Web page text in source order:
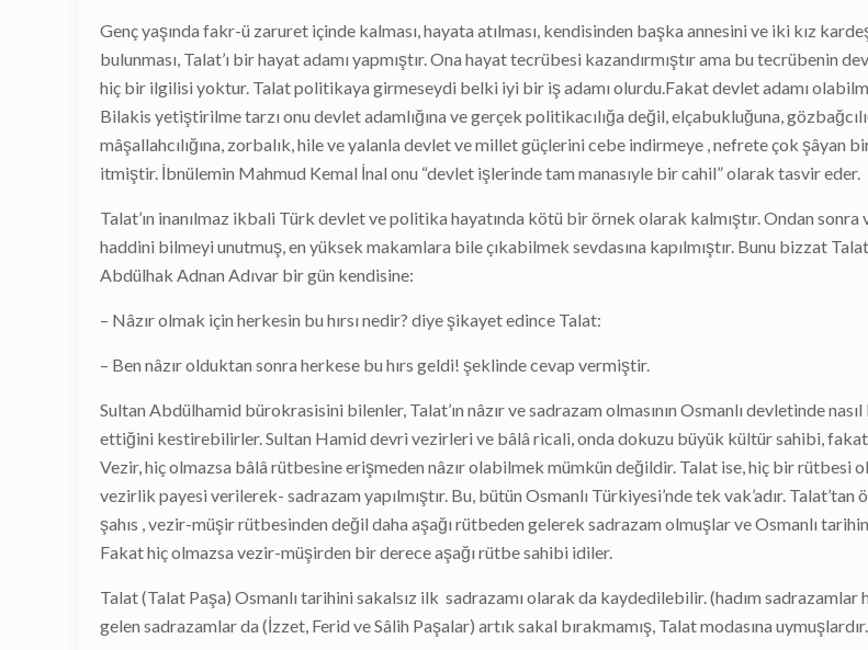
Genç yaşında fakr-ü zaruret içinde kalması, hayata atılması, kendisinden başka annesini ve iki kız
bulunması, Talat’ı bir hayat adamı yapmıştır. Ona hayat tecrübesi kazandırmıştır ama bu tecrübenin
hiç bir ilgilisi yoktur. Talat politikaya girmeseydi belki iyi bir iş adamı olurdu.Fakat devlet adamı
Bilakis yetiştirilme tarzı onu devlet adamlığına ve gerçek politikacılığa değil, elçabukluğuna,
mâşallahcılığına, zorbalık, hile ve yalanla devlet ve millet güçlerini cebe indirmeye , nefrete çok şâyan
itmiştir. İbnülemin Mahmud Kemal İnal onu “devlet işlerinde tam manasıyle bir cahil” olarak tasvir eder.
Talat’ın inanılmaz ikbali Türk devlet ve politika hayatında kötü bir örnek olarak kalmıştır. Ondan
haddini bilmeyi unutmuş, en yüksek makamlara bile çıkabilmek sevdasına kapılmıştır. Bunu bizzat
Abdülhak Adnan Adıvar bir gün kendisine:
– Nâzır olmak için herkesin bu hırsı nedir? diye şikayet edince Talat:
– Ben nâzır olduktan sonra herkese bu hırs geldi! şeklinde cevap vermiştir.
Sultan Abdülhamid bürokrasisini bilenler, Talat’ın nâzır ve sadrazam olmasının Osmanlı devletinde
ettiğini kestirebilirler. Sultan Hamid devri vezirleri ve bâlâ ricali, onda dokuzu büyük kültür sahibi, fakat
Vezir, hiç olmazsa bâlâ rütbesine erişmeden nâzır olabilmek mümkün değildir. Talat ise, hiç bir rütbesi
vezirlik payesi verilerek- sadrazam yapılmıştır. Bu, bütün Osmanlı Türkiyesi’nde tek vak’adır.
şahıs , vezir-müşir rütbesinden değil daha aşağı rütbeden gelerek sadrazam olmuşlar ve Osmanlı
Fakat hiç olmazsa vezir-müşirden bir derece aşağı rütbe sahibi idiler.
Talat (Talat Paşa) Osmanlı tarihini sakalsız ilk sadrazamı olarak da kaydedilebilir. (hadım sadrazamlar
gelen sadrazamlar da (İzzet, Ferid ve Sâlih Paşalar) artık sakal bırakmamış, Talat modasına uymuşlardır.